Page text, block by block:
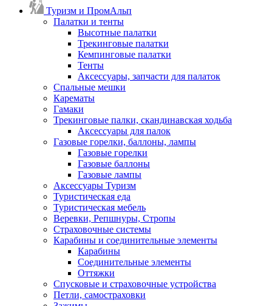
Туризм и ПромАльп
Палатки и тенты
Высотные палатки
Трекинговые палатки
Кемпинговые палатки
Тенты
Аксессуары, запчасти для палаток
Спальные мешки
Карематы
Гамаки
Трекинговые палки, скандинавская ходьба
Аксессуары для палок
Газовые горелки, баллоны, лампы
Газовые горелки
Газовые баллоны
Газовые лампы
Аксессуары Туризм
Туристическая еда
Туристическая мебель
Веревки, Репшнуры, Стропы
Страховочные системы
Карабины и соединительные элементы
Карабины
Соединительные элементы
Оттяжки
Спусковые и страховочные устройства
Петли, самостраховки